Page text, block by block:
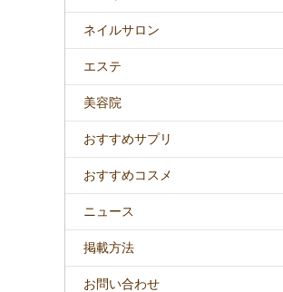
ネイルサロン
エステ
美容院
おすすめサプリ
おすすめコスメ
ニュース
掲載方法
お問い合わせ